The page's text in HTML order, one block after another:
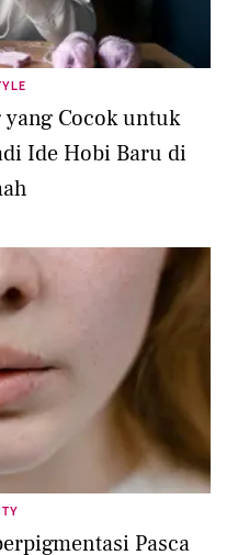
Cocok untuk
Ide Hobi Baru di
Pasca